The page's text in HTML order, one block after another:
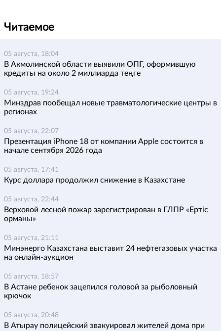
Читаемое
05 августа, 18:04
В Акмолинской области выявили ОПГ, оформившую
кредиты на около 2 миллиарда теңге
05 августа, 19:24
Минздрав пообещал новые травматологические центры в
регионах
05 августа, 22:07
Презентация iPhone 18 от компании Apple состоится в
начале сентября 2026 года
05 августа, 17:41
Курс доллара продолжил снижение в Казахстане
05 августа, 22:44
Верховой лесной пожар зарегистрирован в ГЛПР «Ертіс
орманы»
05 августа, 21:11
Минэнерго Казахстана выставит 24 нефтегазовых участка
на онлайн-аукцион
05 августа, 18:57
В Астане ребенок зацепился головой за рыболовный
крючок
05 августа, 20:48
В Атырау полицейский эвакуировал жителей дома при